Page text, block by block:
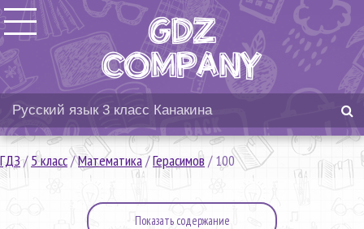
ГДЗ/5 класс/Математика/Герасимов/100
Показать содержание